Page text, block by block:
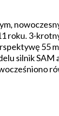
roku. 3-
55
silnik